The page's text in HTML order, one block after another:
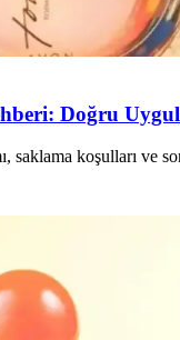
Doğru
saklama koşulları ve